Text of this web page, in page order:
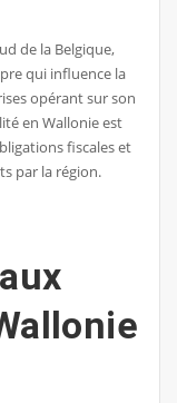
de la Belgique,
qui influence la
opérant sur son
en Wallonie est
fiscales et
par la région.